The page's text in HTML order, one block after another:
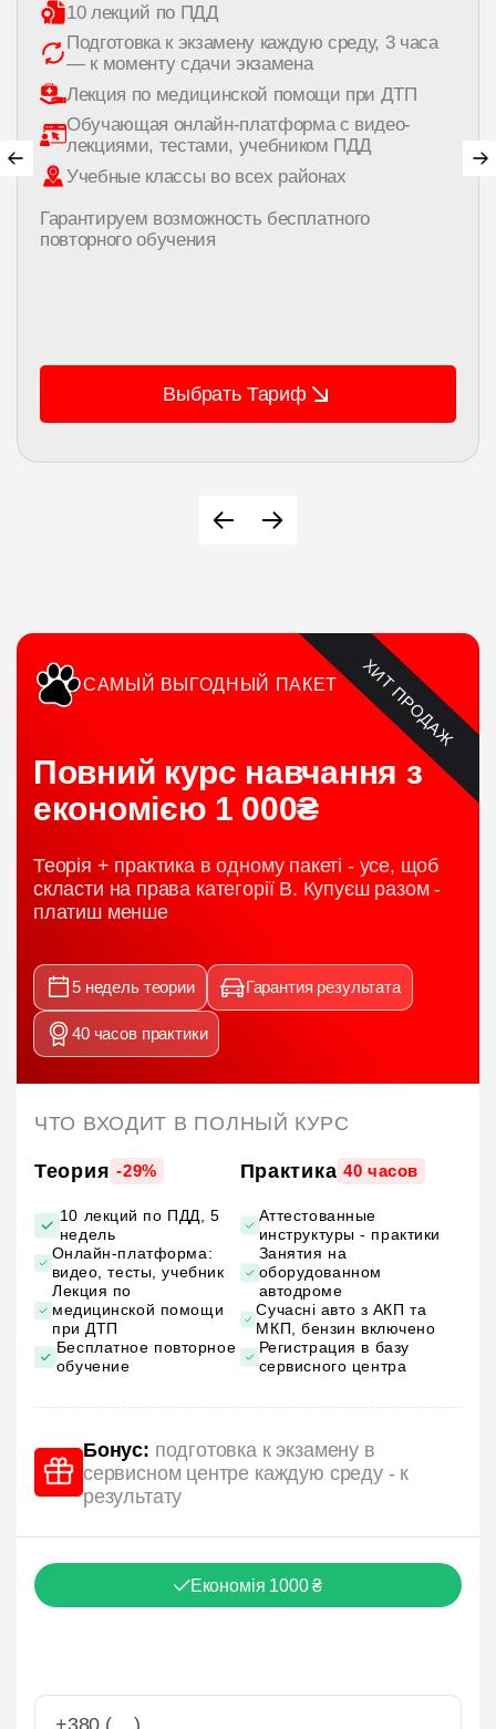
10 лекций по ПДД
Подготовка к экзамену каждую среду, 3 часа
— к моменту сдачи экзамена
Лекция по медицинской помощи при ДТП
Обучающая онлайн-платформа с видео-
лекциями, тестами, учебником ПДД
Учебные классы во всех районах
Гарантируем возможность бесплатного
повторного обучения
Выбрать Тариф
САМЫЙ ВЫГОДНЫЙ ПАКЕТ
Повний курс навчання з
економією 1 000₴
Теорія + практика в одному пакеті - усе, щоб
скласти на права категорії B. Купуєш разом -
платиш менше
5 недель теории Гарантия результата
40 часов практики
ХИТ ПРОДАЖ
ЧТО ВХОДИТ В ПОЛНЫЙ КУРС
Теория -29%
10 лекций по ПДД, 5
недель
Онлайн-платформа:
видео, тесты, учебник
Лекция по
медицинской помощи
при ДТП
Бесплатное повторное
обучение
Практика 40 часов
Аттестованные
инструктуры - практики
Занятия на
оборудованном
автодроме
Сучасні авто з АКП та
МКП, бензин включено
Регистрация в базу
сервисного центра
Бонус: подготовка к экзамену в
сервисном центре каждую среду - к
результату
Економія 1000 ₴